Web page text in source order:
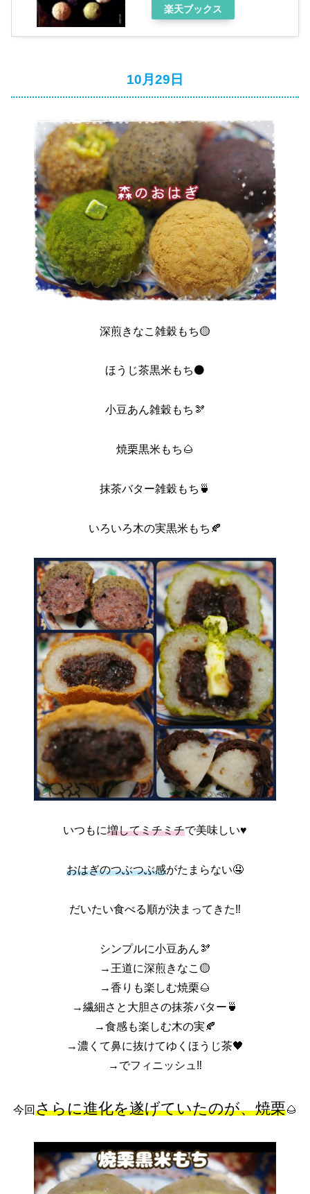
楽天ブックス
10月29日
深煎きなこ雑穀もち🟡
ほうじ茶黒米もち⚫
小豆あん雑穀もち🫘
焼栗黒米もち🌰
抹茶バター雑穀もち🍵
いろいろ木の実黒米もち🍂
いつもに増してミチミチで美味しい♥️
おはぎのつぶつぶ感がたまらない🤤
だいたい食べる順が決まってきた‼️
シンプルに小豆あん🫘
→王道に深煎きなこ🟡
→香りも楽しむ焼栗🌰
→繊細さと大胆さの抹茶バター🍵
→食感も楽しむ木の実🍂
→濃くて鼻に抜けてゆくほうじ茶🖤
→でフィニッシュ‼️
今回さらに進化を遂げていたのが、焼栗🌰